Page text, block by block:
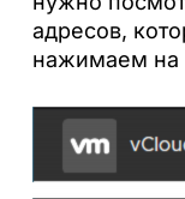
адресов,
нажимаем на